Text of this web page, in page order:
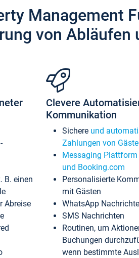
Management
von Abläufen
B. einen
Abreise
Clevere
Kommunikation
Sichere und
Zahlungen von
Messaging
und Booking.com
Personalisierte
mit Gästen
WhatsApp
SMS Nachrichten
Routinen, um
Buchungen
wenn bestimmte